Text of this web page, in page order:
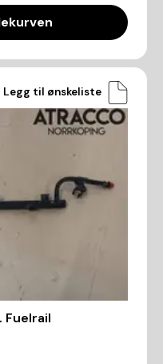
Legg til ønskeliste
Fuelrail